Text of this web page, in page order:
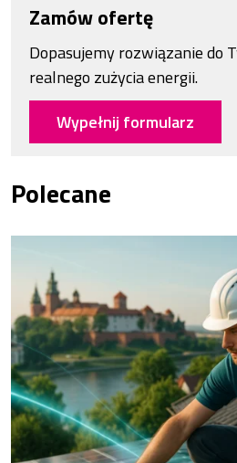
Zamów ofertę
Dopasujemy rozwiązanie do
realnego zużycia energii.
Wypełnij formularz
Polecane